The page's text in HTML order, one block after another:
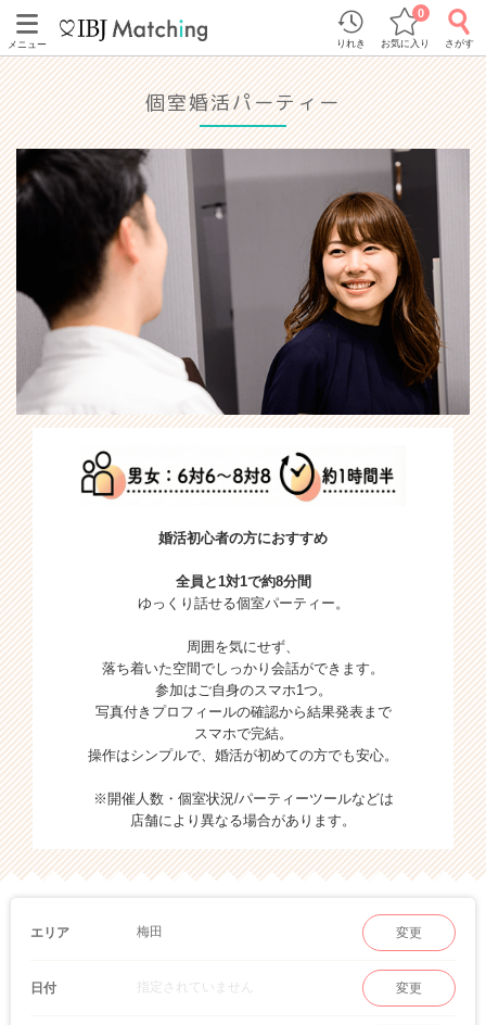
メニュー りれき お気に入り
0
さがす
個室婚活パーティー
婚活初心者の方におすすめ
全員と1対1で約8分間
ゆっくり話せる個室パーティー。
周囲を気にせず、
落ち着いた空間でしっかり会話ができます。
参加はご自身のスマホ1つ。
写真付きプロフィールの確認から結果発表まで
スマホで完結。
操作はシンプルで、婚活が初めての方でも安心。
※開催人数・個室状況/パーティーツールなどは
店舗により異なる場合があります。
エリア 梅田 変更
日付 指定されていません 変更